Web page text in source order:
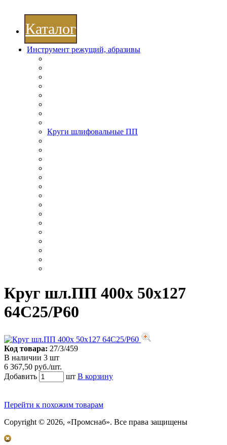
Каталог
Инструмент режущий, абразивы
Круги шлифовальные ПП
Круг шл.ПП 400х 50х127
64С25/Р60
Код товара: 27/3/459
В наличии 3 шт
6 367,50 руб./шт.
Добавить
шт В корзину
Перейти к похожим товарам
Copyright © 2026, «Промснаб». Все права защищены